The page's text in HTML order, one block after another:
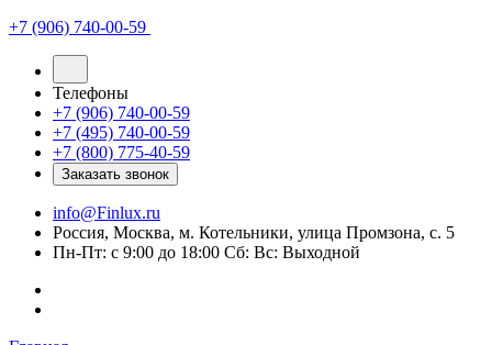
+7 (906) 740-00-59
Телефоны
+7 (906) 740-00-59
+7 (495) 740-00-59
+7 (800) 775-40-59
Заказать звонок
info@Finlux.ru
Россия, Москва, м. Котельники, улица Промзона, с. 5
Пн-Пт: с 9:00 до 18:00 Сб: Вс: Выходной